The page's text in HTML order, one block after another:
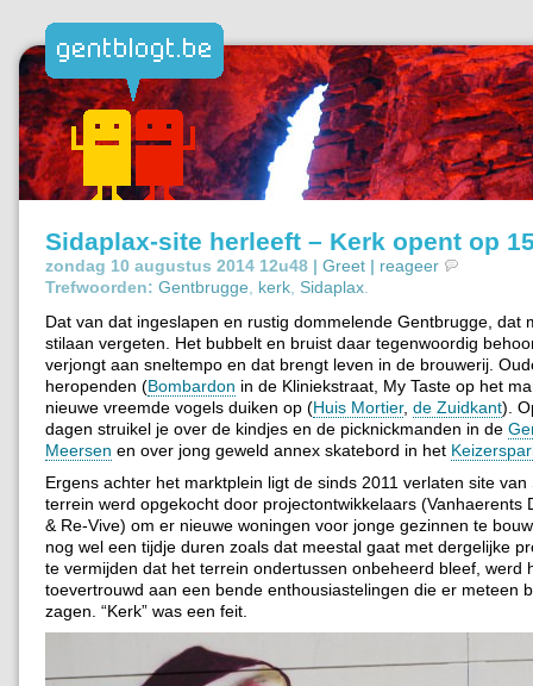
Sidaplax-site herleeft – Kerk opent op
zondag 10 augustus 2014 12u48 | Greet | reageer
Trefwoorden: Gentbrugge kerk Sidaplax
Dat van dat ingeslapen en rustig dommelende Gentbrugge, dat
stilaan vergeten. Het bubbelt en bruist daar tegenwoordig
verjongt aan sneltempo en dat brengt leven in de brouwerij.
heropenden (Bombardon in de Kliniekstraat, My Taste op het
nieuwe vreemde vogels duiken op (Huis Mortier, de Zuidkant).
dagen struikel je over de kindjes en de picknickmanden in de
Meersen en over jong geweld annex skatebord in het
Ergens achter het marktplein ligt de sinds 2011 verlaten site van
terrein werd opgekocht door projectontwikkelaars (Vanhaerents
& Re-Vive) om er nieuwe woningen voor jonge gezinnen te
nog wel een tijdje duren zoals dat meestal gaat met dergelijke
te vermijden dat het terrein ondertussen onbeheerd bleef, werd
toevertrouwd aan een bende enthousiastelingen die er meteen
zagen. “Kerk” was een feit.